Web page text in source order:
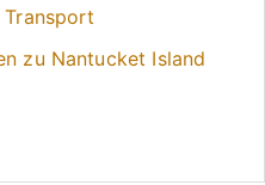
zu Nantucket Island